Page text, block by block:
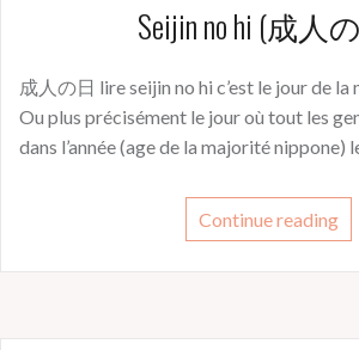
Seijin no hi (成人
成人の日 lire seijin no hi c’est le jour de la
Ou plus précisément le jour où tout les
dans l’année (age de la majorité nippone)
Continue reading